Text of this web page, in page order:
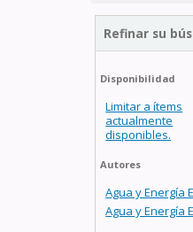
Refinar su
Disponibilidad
Limitar a ítems
actualmente
disponibles.
Autores
Agua y Energía
Agua y Energía